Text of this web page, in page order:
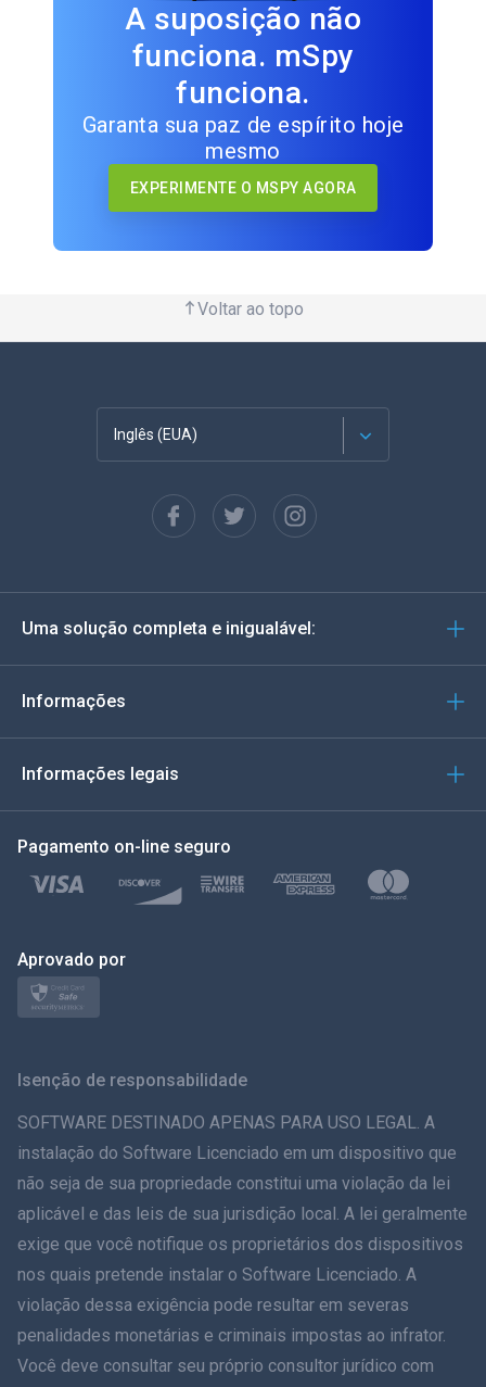
A suposição não
funciona. mSpy
funciona.
Garanta sua paz de espírito hoje
mesmo
EXPERIMENTE O MSPY AGORA
Voltar ao topo
Inglês (EUA)
Espanhol
Alemão
Italiano
Türkçe
Polonês
日本
ภาษาไทย
Dansk
हिंदी
עברית
Uma solução completa e inigualável:
Informações
Informações legais
Pagamento on-line seguro
Aprovado por
Isenção de responsabilidade
SOFTWARE DESTINADO APENAS PARA USO LEGAL. A
instalação do Software Licenciado em um dispositivo que
não seja de sua propriedade constitui uma violação da lei
aplicável e das leis de sua jurisdição local. A lei geralmente
exige que você notifique os proprietários dos dispositivos
nos quais pretende instalar o Software Licenciado. A
violação dessa exigência pode resultar em severas
penalidades monetárias e criminais impostas ao infrator.
Você deve consultar seu próprio consultor jurídico com